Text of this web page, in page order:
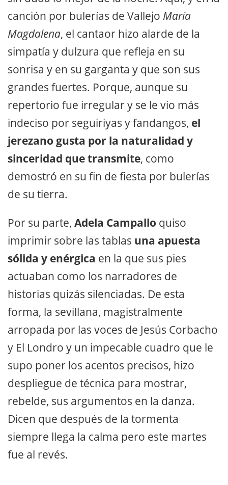
canción por bulerías de Vallejo María
Magdalena, el cantaor hizo alarde de la
simpatía y dulzura que refleja en su
sonrisa y en su garganta y que son sus
grandes fuertes. Porque, aunque su
repertorio fue irregular y se le vio más
indeciso por seguiriyas y fandangos, el
jerezano gusta por la naturalidad y
sinceridad que transmite, como
demostró en su fin de fiesta por bulerías
de su tierra.
Por su parte, Adela Campallo quiso
imprimir sobre las tablas una apuesta
sólida y enérgica en la que sus pies
actuaban como los narradores de
historias quizás silenciadas. De esta
forma, la sevillana, magistralmente
arropada por las voces de Jesús Corbacho
y El Londro y un impecable cuadro que le
supo poner los acentos precisos, hizo
despliegue de técnica para mostrar,
rebelde, sus argumentos en la danza.
Dicen que después de la tormenta
siempre llega la calma pero este martes
fue al revés.